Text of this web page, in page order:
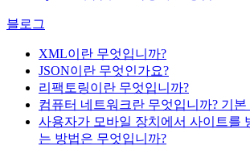
블로그
XML이란 무엇입니까?
JSON이란 무엇인가요?
리팩토링이란 무엇입니까?
컴퓨터 네트워크란 무엇입니까? 기본
사용자가 모바일 장치에서 사이트를
는 방법은 무엇입니까?